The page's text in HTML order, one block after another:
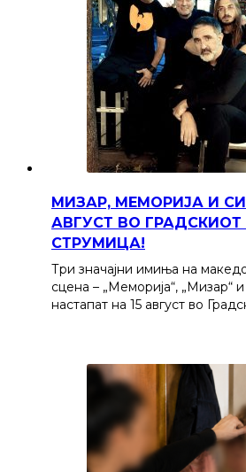
МИЗАР, МЕМОРИЈА И
АВГУСТ ВО ГРАДСКИОТ
СТРУМИЦА!
Три значајни имиња на
сцена – „Меморија“, „Мизар“
настапат на 15 август во